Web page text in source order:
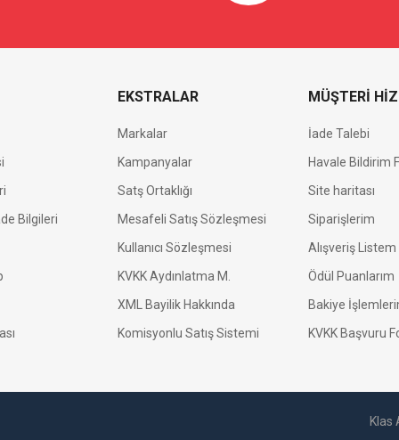
Bilgileri
EKSTRALAR
Markalar
Kampanyalar
Satş Ortaklığı
Mesafeli Satış Sözleşmesi
Kullanıcı Sözleşmesi
KVKK Aydınlatma M.
XML Bayilik Hakkında
Komisyonlu Satış Sistemi
MÜŞTERİ
İade Talebi
Havale Bildirim
Site haritası
Siparişlerim
Alışveriş Listem
Ödül Puanlarım
Bakiye
KVKK Başvuru
Klas